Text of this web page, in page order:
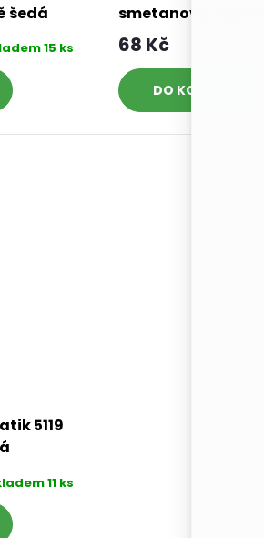
šedá
15 ks
smetanová,
zelená, modrá
68 Kč
DO KOŠÍKU
5119
11 ks